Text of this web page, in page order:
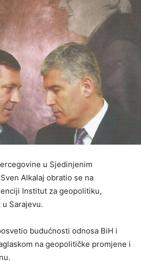
u Sjedinjenim
Alkalaj obratio se na
Institut za geopolitiku,
Sarajevu.
budućnosti odnosa BiH i
na geopolitičke promjene i